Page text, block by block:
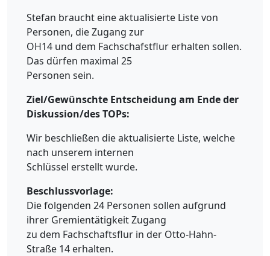
Stefan braucht eine aktualisierte Liste von
Personen, die Zugang zur
OH14 und dem Fachschafstflur erhalten sollen.
Das dürfen maximal 25
Personen sein.
Ziel/Gewünschte Entscheidung am Ende der
Diskussion/des TOPs:
Wir beschließen die aktualisierte Liste, welche
nach unserem internen
Schlüssel erstellt wurde.
Beschlussvorlage:
Die folgenden 24 Personen sollen aufgrund
ihrer Gremientätigkeit Zugang
zu dem Fachschaftsflur in der Otto-Hahn-
Straße 14 erhalten.